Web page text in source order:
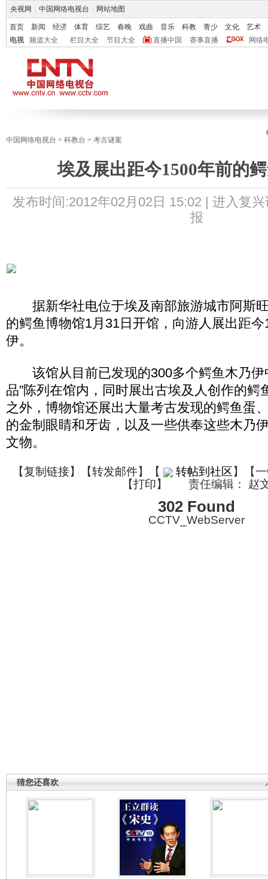
央视网 中国网络电视台 网站地图
首页 新闻 经济 体育 综艺 春晚 戏曲 音乐 科教 青少 文化
艺术
电视
频道大全 栏目大全 节目大全 直播中国 赛事直播 网络
中国网络电视台 > 科教台 > 考古谜案
埃及展出距今1500年前的
发布时间:2012年02月02日 15:02 | 进入复兴
报
据新华社电位于埃及南部旅游城市阿斯
的鳄鱼博物馆1月31日开馆，向游人展出距
伊。
该馆从目前已发现的300多个鳄鱼木乃伊
品”陈列在馆内，同时展出古埃及人创作的鳄
之外，博物馆还展出大量考古发现的鳄鱼蛋
的金制眼睛和牙齿，以及一些供奉这些木乃
文物。
【复制链接】【转发邮件】 【 转帖到社区】【
【打印】 责任编辑： 赵
302 Found
CCTV_WebServer
猜您还喜欢